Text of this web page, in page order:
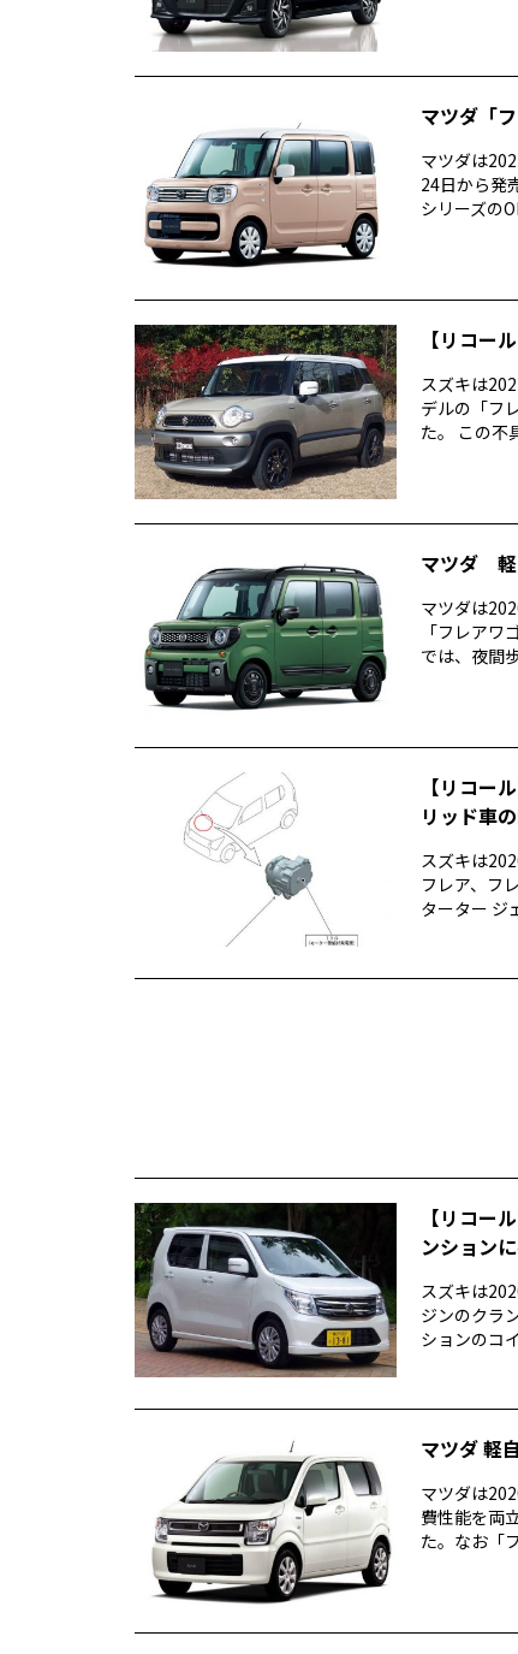
マツダ「
マツダは
24日から発
シリーズの
【リコー
スズキは
デルの「フ
た。 この不
マツダ 軽
マツダは
「フレア
では、夜間
【リコー
リッド車
スズキは
フレア、フ
ターター ジ
【リコー
ンション
スズキは
ジンのクラ
ションのコ
マツダ 軽
マツダは
費性能を両
た。なお「